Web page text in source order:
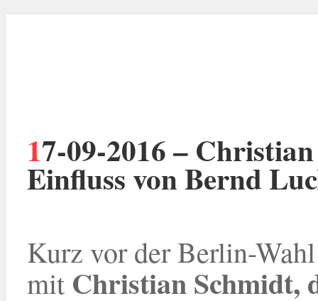
17-09-2016 – Christian Schmidt (ALFA): “Nur wenig
Einfluss von Bernd
Kurz vor der Berlin-
mit Christian Schmidt,